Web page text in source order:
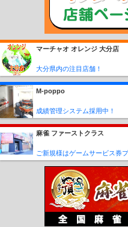
弘前学院大前駅 弘高下駅 中央
高清水駅 北里大学前駅 工
諏訪ノ平駅 剣吉駅 苫
マーチャオ オレンジ 大分店
大分県内の注目店舗！
M-poppo
成績管理システム採用中！
麻雀 ファーストクラス